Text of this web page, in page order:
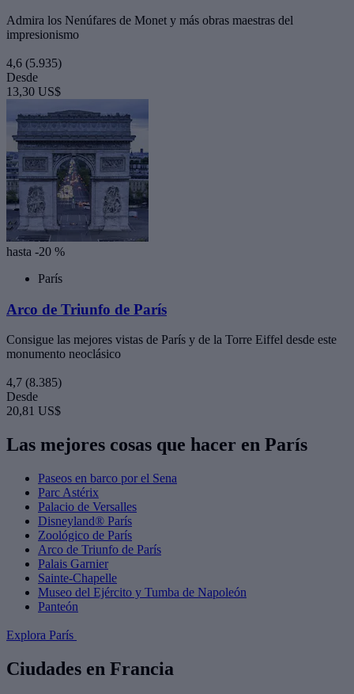
Admira los Nenúfares de Monet y más obras maestras del
impresionismo
4,6 (5.935)
Desde
13,30 US$
hasta -20 %
París
Arco de Triunfo de París
Consigue las mejores vistas de París y de la Torre Eiffel desde este
monumento neoclásico
4,7 (8.385)
Desde
20,81 US$
Las mejores cosas que hacer en París
Paseos en barco por el Sena
Parc Astérix
Palacio de Versalles
Disneyland® París
Zoológico de París
Arco de Triunfo de París
Palais Garnier
Sainte-Chapelle
Museo del Ejército y Tumba de Napoleón
Panteón
Explora París
Ciudades en Francia